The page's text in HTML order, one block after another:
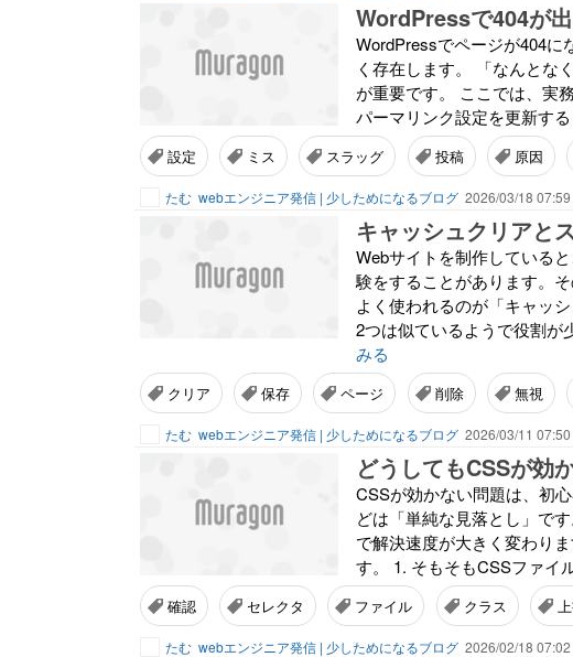
WordPressで404が
WordPressでページが404に
く存在します。 「なんとな
が重要です。 ここでは、実
パーマリンク設定を更新す
設定 ミス スラッグ 投稿 原因
たむ webエンジニア発信 | 少しためになるブログ 2026/03/18 07:59
キャッシュクリアと
Webサイトを制作している
験をすることがあります。
よく使われるのが「キャッ
2つは似ているようで役割が
みる
クリア 保存 ページ 削除 無視
たむ webエンジニア発信 | 少しためになるブログ 2026/03/11 07:50
どうしてもCSSが効
CSSが効かない問題は、初
どは「単純な見落とし」で
で解決速度が大きく変わり
す。 1. そもそもCSSファイ
確認 セレクタ ファイル クラス
たむ webエンジニア発信 | 少しためになるブログ 2026/02/18 07:02